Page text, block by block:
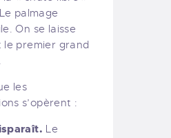
palmage
On se laisse
le premier grand
les
s’opèrent :
Le